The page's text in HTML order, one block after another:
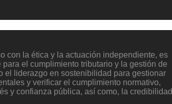
con la ética y la actuación independiente, es
el cumplimiento tributario y la gestión de
el liderazgo en sostenibilidad para gestionar
y verificar el cumplimiento normativo,
y confianza pública, así como, la credibilidad